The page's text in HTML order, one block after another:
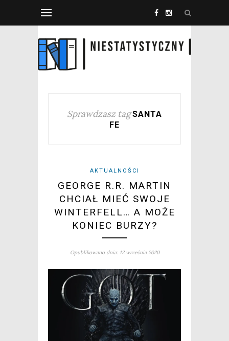
Sprawdzasz tag SANTA
FE
AKTUALNOŚCI
GEORGE R.R. MARTIN
CHCIAŁ MIEĆ SWOJE
WINTERFELL… A MOŻE
KONIEC BURZY?
Opublikowano dnia: 12 września 2020